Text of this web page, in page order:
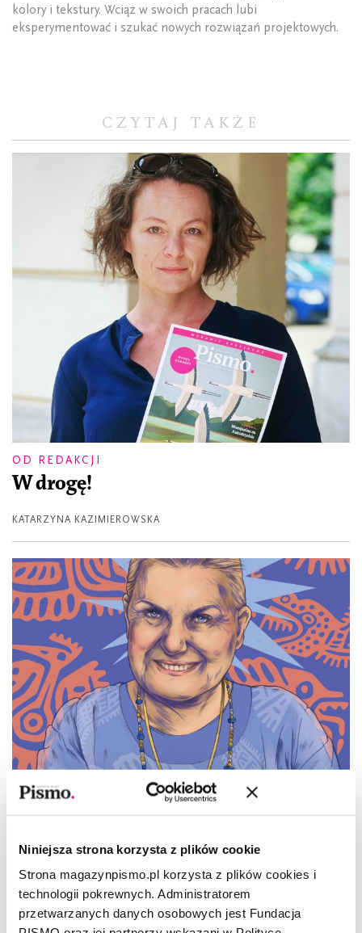
Niniejsza strona korzysta z plików cookie
Strona magazynpismo.pl korzysta z plików cookies i
technologii pokrewnych. Administratorem
przetwarzanych danych osobowych jest Fundacja
kolory i tekstury. Wciąż w swoich pracach lubi
eksperymentować i szukać nowych rozwiązań projektowych.
CZYTAJ TAKŻE
OD REDAKCJI
W drogę!
KATARZYNA KAZIMIEROWSKA
Jedyna taka Elżbieta Dzikowska